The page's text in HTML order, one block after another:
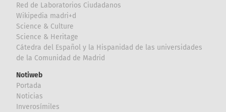
Red de Laboratorios Ciudadanos
Wikipedia madri+d
Science & Culture
Science & Heritage
Cátedra del Español y la Hispanidad de las universidades
de la Comunidad de Madrid
Notiweb
Portada
Noticias
Inverosímiles